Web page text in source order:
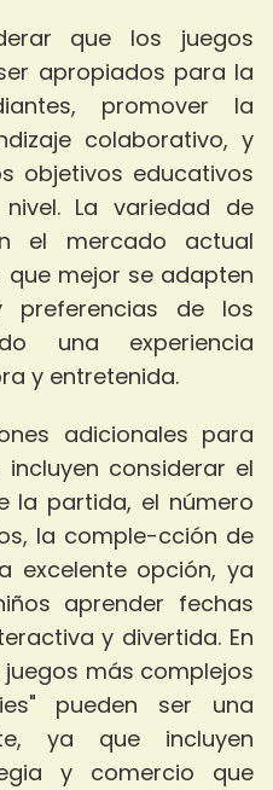
que los juegos
apropiados para la
promover la
colaborativo, y
objetivos educativos
La variedad de
el mercado actual
mejor se adapten
preferencias de los
una experiencia
y entretenida.
adicionales para
considerar el
la partida, el número
la comple-cción de
excelente opción, ya
aprender fechas
y divertida. En
más complejos
pueden ser una
ya que incluyen
y comercio que